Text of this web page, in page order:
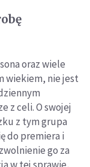
oraz wiele
wiekiem, nie jest
z celi. O swojej
z tym grupa
do premiera i
go za